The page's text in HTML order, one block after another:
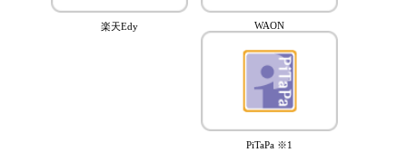
楽天Edy WAON
PiTaPa ※1